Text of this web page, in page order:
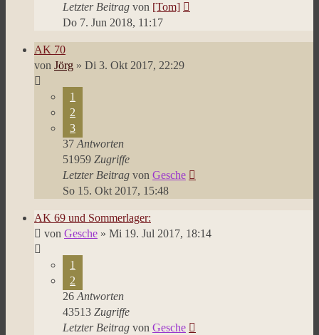
Letzter Beitrag von [Tom]
Do 7. Jun 2018, 11:17
AK 70
von Jörg » Di 3. Okt 2017, 22:29
1
2
3
37Antworten
51959 Zugriffe
Letzter Beitrag von Gesche
So 15. Okt 2017, 15:48
AK 69 und Sommerlager:
von Gesche » Mi 19. Jul 2017, 18:14
1
2
26Antworten
43513 Zugriffe
Letzter Beitrag von Gesche